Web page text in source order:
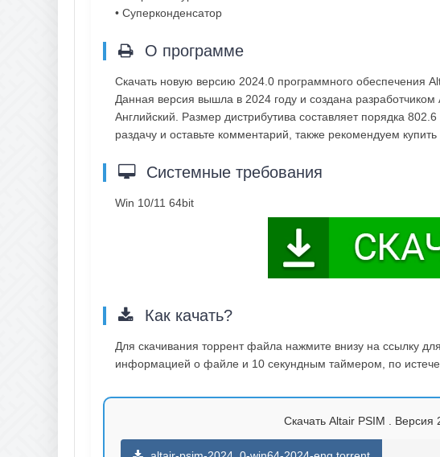
• Суперконденсатор
О программе
Скачать новую версию 2024.0 программного обеспечения
Данная версия вышла в 2024 году и создана разработчиком
Английский. Размер дистрибутива составляет порядка
раздачу и оставьте комментарий, также рекомендуем
Системные требования
Win 10/11 64bit
Как качать?
Для скачивания торрент файла нажмите внизу на ссылку
информацией о файле и 10 секундным таймером, по
Скачать Altair PSIM . Версия